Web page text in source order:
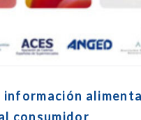
información
consumidor